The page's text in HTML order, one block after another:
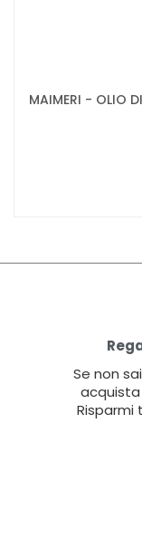
MAIMERI - OLIO
Se non
acquista
Risparmi